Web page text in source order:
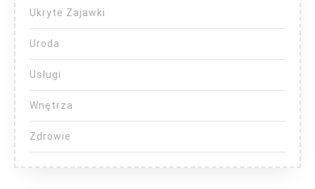
Ukryte Zajawki
Uroda
Usługi
Wnętrza
Zdrowie